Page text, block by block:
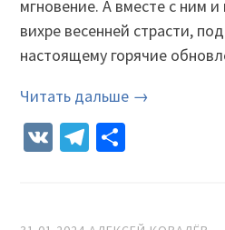
мгновение. А вместе с ним
вихре весенней страсти,
настоящему горячие
Читать дальше →
VK Telegram